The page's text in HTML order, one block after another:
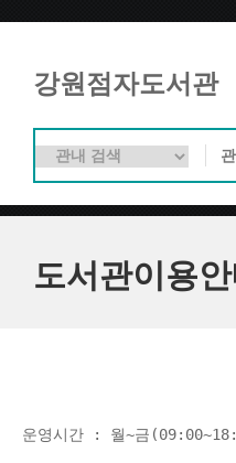
강원점자도서관
도서관이용안
운영시간 : 월~금